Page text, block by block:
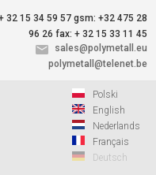
32 15 34 59 57 gsm: +32 475 28
96 26 fax: + 32 15 33 11 45
sales@polymetall.eu
polymetall@telenet.be
Polski
English
Nederlands
Français
Deutsch